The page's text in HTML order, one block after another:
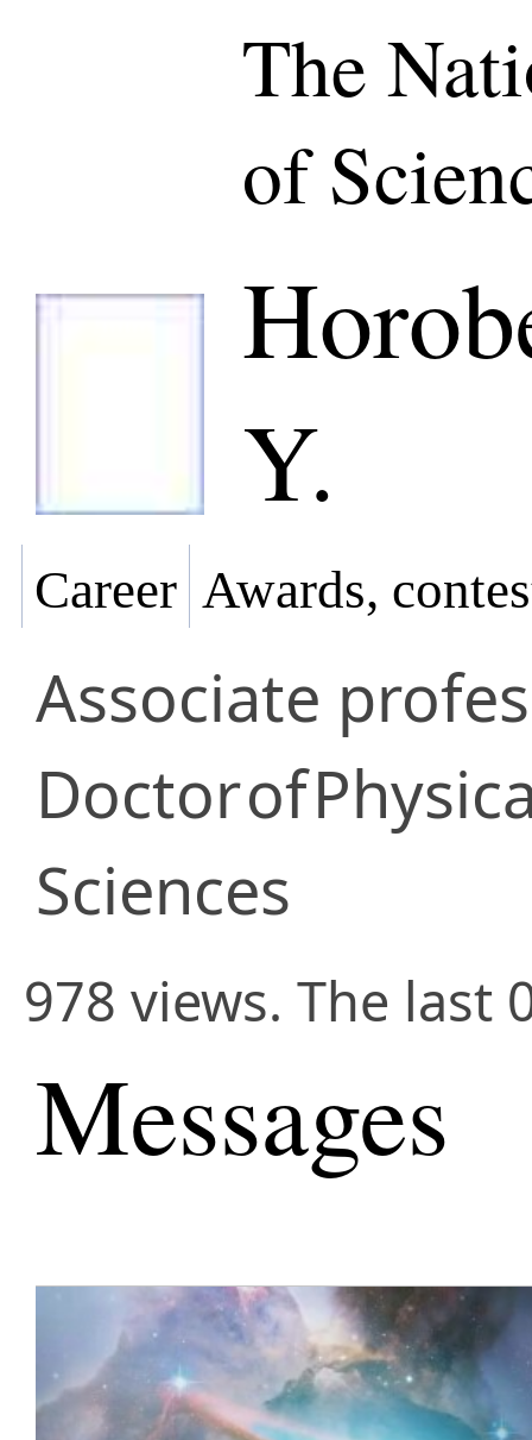
The
of
Y.
Career Awards,
Associate
Doctorof
Sciences
978 views. The last
Messages